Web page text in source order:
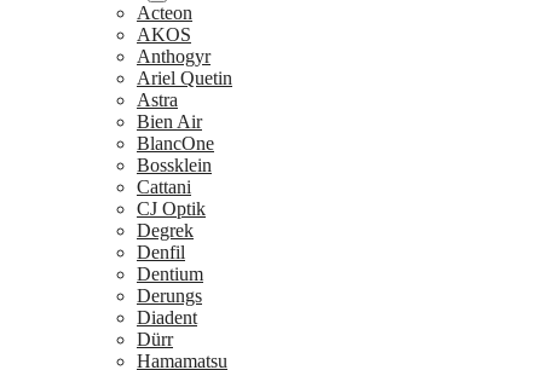
Acteon
AKOS
Anthogyr
Ariel Quetin
Astra
Bien Air
BlancOne
Bossklein
Cattani
CJ Optik
Degrek
Denfil
Dentium
Derungs
Diadent
Dürr
Hamamatsu